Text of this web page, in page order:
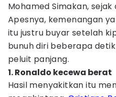
Mohamed Simakan,
Apesnya, kemenangan
itu justru buyar setelah
bunuh diri beberapa
peluit panjang.
1. Ronaldo kecewa berat
Hasil menyakitkan itu